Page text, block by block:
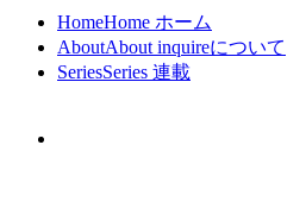
HomeHome ホーム
AboutAbout inquireについて
SeriesSeries 連載